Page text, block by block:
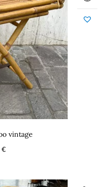
vintage
€